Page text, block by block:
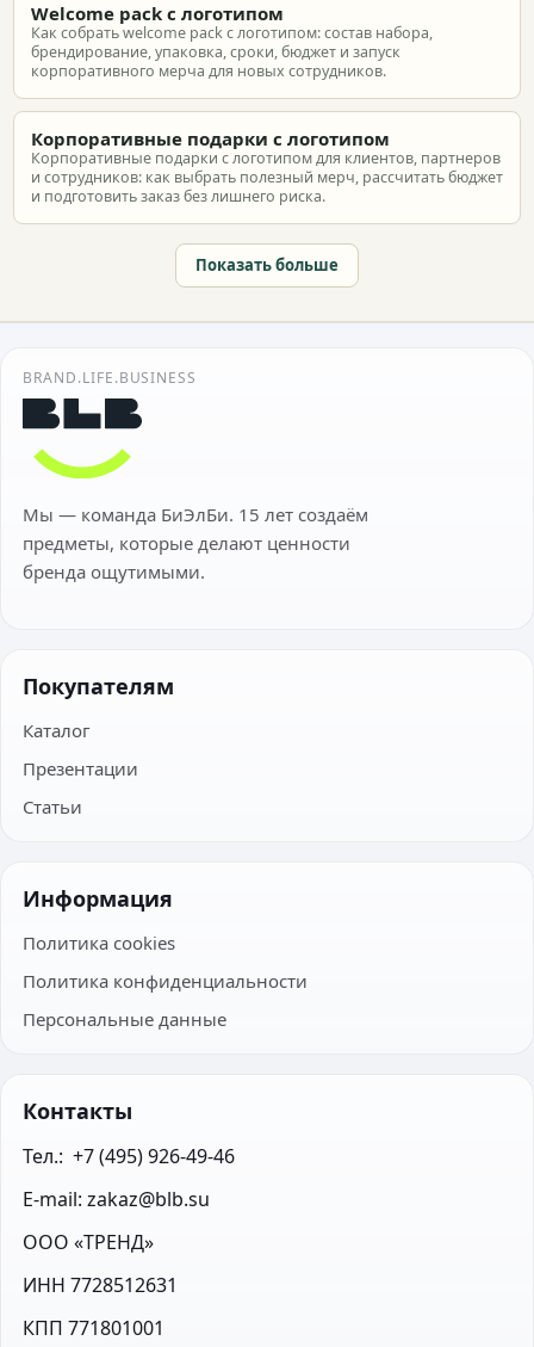
Welcome pack с логотипом
Как собрать welcome pack с логотипом: состав набора,
брендирование, упаковка, сроки, бюджет и запуск
корпоративного мерча для новых сотрудников.
Корпоративные подарки с логотипом
Корпоративные подарки с логотипом для клиентов, партнеров
и сотрудников: как выбрать полезный мерч, рассчитать бюджет
и подготовить заказ без лишнего риска.
Показать больше
BRAND.LIFE.BUSINESS
Мы — команда БиЭлБи. 15 лет создаём
предметы, которые делают ценности
бренда ощутимыми.
Покупателям
Каталог
Презентации
Статьи
Информация
Политика cookies
Политика конфиденциальности
Персональные данные
Контакты
Тел.:  +7 (495) 926-49-46
E-mail: zakaz@blb.su
ООО «ТРЕНД»
ИНН 7728512631
КПП 771801001